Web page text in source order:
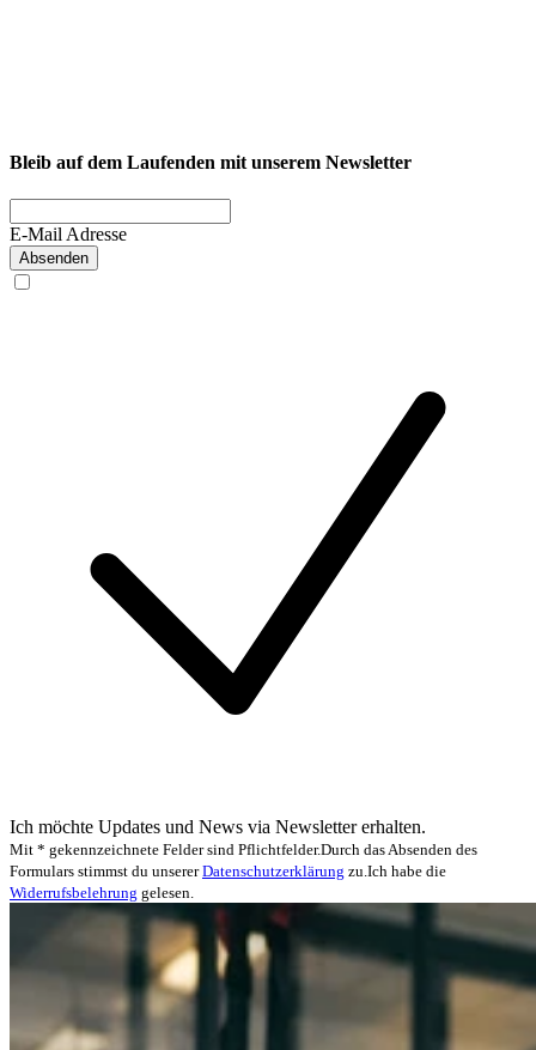
Bleib auf dem Laufenden mit unserem Newsletter
E-Mail Adresse
Absenden
Ich möchte Updates und News via Newsletter erhalten.
Mit * gekennzeichnete Felder sind Pflichtfelder.Durch das Absenden des
Formulars stimmst du unserer Datenschutzerklärung zu. Ich habe die
Widerrufsbelehrung gelesen.